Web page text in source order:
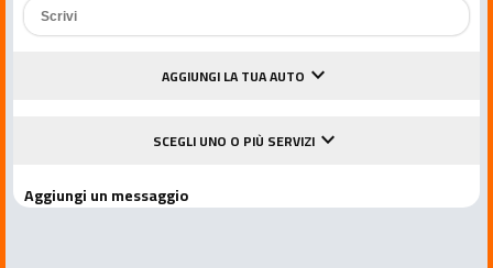
AGGIUNGI LA TUA AUTO keyboard_arrow_down
SCEGLI UNO O PIÙ SERVIZIkeyboard_arrow_down
Aggiungi un messaggio